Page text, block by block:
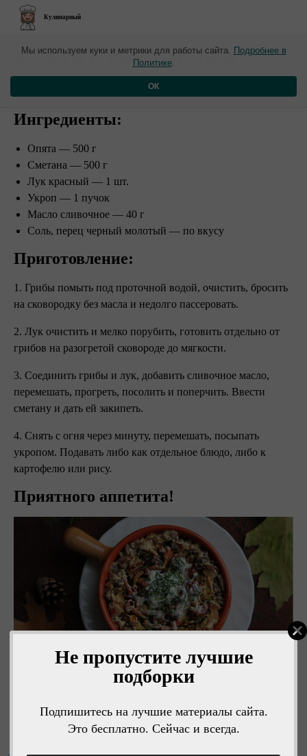
Не пропустите лучшие
подборки
Подпишитесь на лучшие материалы сайта.
Это бесплатно. Сейчас и всегда.
Кулинарный
​Опята в сметанном
соусе
Ингредиенты:
Опята — 500 г
Сметана — 500 г
Лук красный — 1 шт.
Укроп — 1 пучок
Масло сливочное — 40 г
Соль, перец черный молотый — по вкусу
Приготовление:
1. Грибы помыть под проточной водой, очистить, бросить
на сковородку без масла и недолго пассеровать.
2. Лук очистить и мелко порубить, готовить отдельно от
грибов на разогретой сковороде до мягкости.
3. Соединить грибы и лук, добавить сливочное масло,
перемешать, прогреть, посолить и поперчить. Ввести
сметану и дать ей закипеть.
4. Снять с огня через минуту, перемешать, посыпать
укропом. Подавать либо как отдельное блюдо, либо к
картофелю или рису.
Приятного аппетита!
Мы используем куки и метрики для работы сайта. Подробнее в
Политике.
ОК